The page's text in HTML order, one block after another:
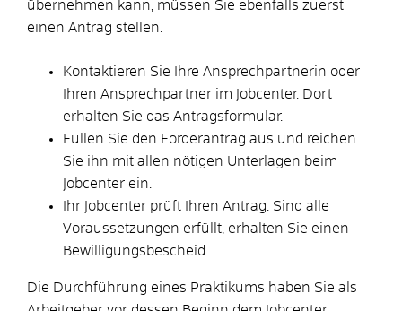
übernehmen kann, müssen Sie ebenfalls zuerst
einen Antrag stellen.
Kontaktieren Sie Ihre Ansprechpartnerin oder
Ihren Ansprechpartner im Jobcenter. Dort
erhalten Sie das Antragsformular.
Füllen Sie den Förderantrag aus und reichen
Sie ihn mit allen nötigen Unterlagen beim
Jobcenter ein.
Ihr Jobcenter prüft Ihren Antrag. Sind alle
Voraussetzungen erfüllt, erhalten Sie einen
Bewilligungsbescheid.
Die Durchführung eines Praktikums haben Sie als